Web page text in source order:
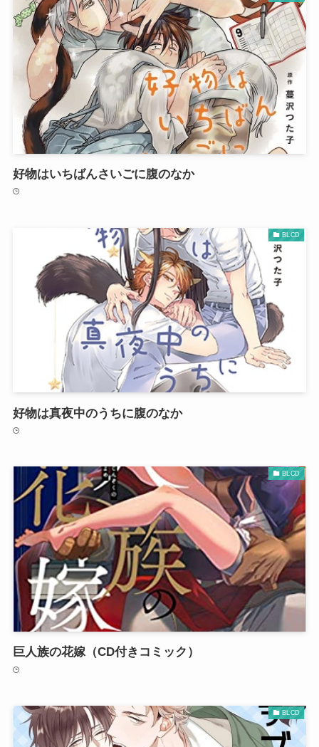
好物はいちばんさいごに腹のなか
BLCD
好物は真夜中のうちに腹のなか
BLCD
巨人族の花嫁（CD付きコミック）
BLCD